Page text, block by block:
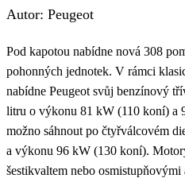
Autor: Peugeot
Pod kapotou nabídne nová 308
pohonných jednotek. V rámci
nabídne Peugeot svůj benzínový
litru o výkonu 81 kW (110 koní) a
možno sáhnout po čtyřválcovém
a výkonu 96 kW (130 koní).
šestikvaltem nebo